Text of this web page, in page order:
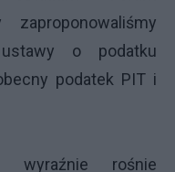
o podatku
podatek PIT i
wyraźnie rośnie